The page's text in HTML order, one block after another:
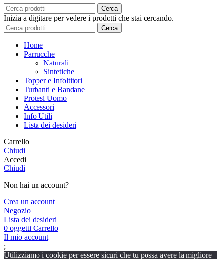
Cerca
Inizia a digitare per vedere i prodotti che stai cercando.
Cerca
Home
Parrucche
Naturali
Sintetiche
Topper e Infoltitori
Turbanti e Bandane
Protesi Uomo
Accessori
Info Utili
Lista dei desideri
Carrello
Chiudi
Accedi
Chiudi
Non hai un account?
Crea un account
Negozio
Lista dei desideri
0 oggetti Carrello
Il mio account
;
Utilizziamo i cookie per essere sicuri che tu possa avere la migliore